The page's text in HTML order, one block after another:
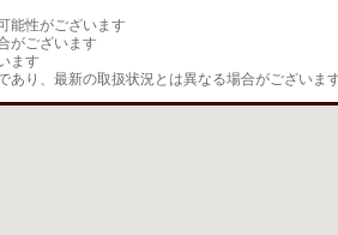
能性がございます
がございます
ます
あり、最新の取扱状況とは異なる場合がございま